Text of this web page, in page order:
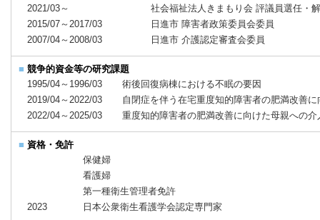
2021/03～
社会福祉法人きまもり会 評議員選任・
2015/07～2017/03
日進市 障害者政策委員会委員
2007/04～2008/03
日進市 介護認定審査会委員
■ 競争的資金等の研究課題
1995/04～1996/03
術後回復病棟における不眠の要因
2019/04～2022/03
自閉症を伴う在宅重度知的障害者の肥満改善
2022/04～2025/03
重度知的障害者の肥満改善に向けた母親への
■ 資格・免許
保健婦
看護婦
第一種衛生管理者免許
2023
日本公衆衛生看護学会認定専門家